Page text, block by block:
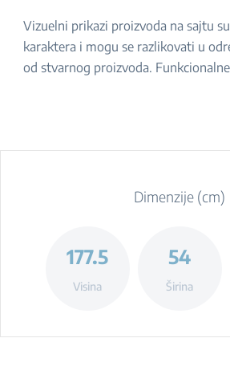
Vizuelni prikazi proizvoda na sajtu
karaktera i mogu se razlikovati u
od stvarnog proizvoda.
Dimenzije (cm)
177.5
Visina
54
Širina